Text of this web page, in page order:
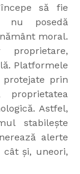
să fie
nu posedă
moral.
Platformele
prin
Astfel,
stabilește
alerte
și, uneori,